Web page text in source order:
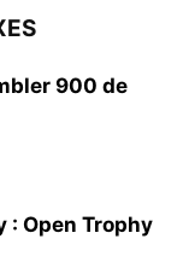
900 de
: Open Trophy